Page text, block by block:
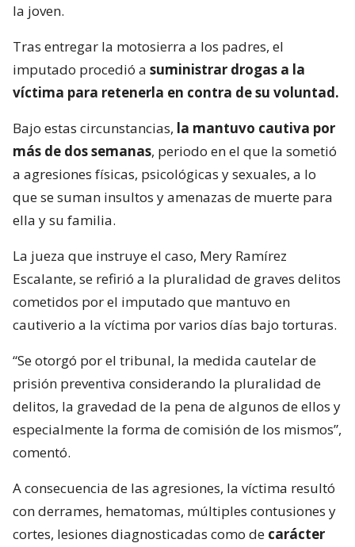
la joven.
Tras entregar la motosierra a los padres, el
imputado procedió a suministrar drogas a la
víctima para retenerla en contra de su voluntad.
Bajo estas circunstancias, la mantuvo cautiva por
más de dos semanas, periodo en el que la sometió
a agresiones físicas, psicológicas y sexuales, a lo
que se suman insultos y amenazas de muerte para
ella y su familia.
La jueza que instruye el caso, Mery Ramírez
Escalante, se refirió a la pluralidad de graves delitos
cometidos por el imputado que mantuvo en
cautiverio a la víctima por varios días bajo torturas.
“Se otorgó por el tribunal, la medida cautelar de
prisión preventiva considerando la pluralidad de
delitos, la gravedad de la pena de algunos de ellos y
especialmente la forma de comisión de los mismos”,
comentó.
A consecuencia de las agresiones, la víctima resultó
con derrames, hematomas, múltiples contusiones y
cortes, lesiones diagnosticadas como de carácter